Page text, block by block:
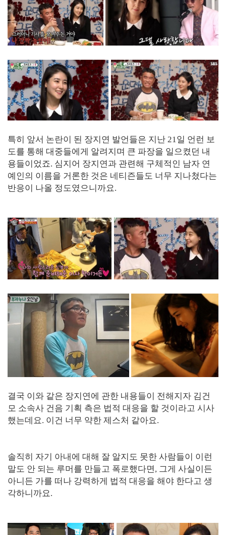
특히 앞서 논란이 된 장지연 발언들은 지난 21일 언런 보
도를 통해 대중들에게 알려지며 큰 파장을 일으켰던 내
용들이었죠. 심지어 장지연과 관련해 구체적인 남자 연
예인의 이름을 거론한 것은 네티즌들도 너무 지나쳤다는
반응이 나올 정도였으니까요.
결국 이와 같은 장지연에 관한 내용들이 전해지자 김건
모 소속사 건음 기획 측은 법적 대응을 할 것이라고 시사
했는데요. 이건 너무 약한 제스처 같아요.
솔직히 자기 아내에 대해 잘 알지도 못한 사람들이 이런
말도 안 되는 루머를 만들고 폭로했다면, 그게 사실이든
아니든 가를 떠나 강력하게 법적 대응을 해야 한다고 생
각하니까요.